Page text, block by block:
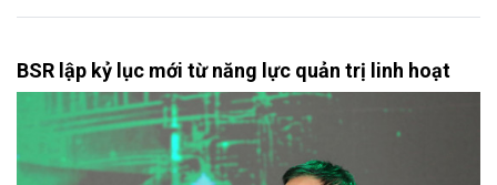
BSR lập kỷ lục mới từ năng lực quản trị linh hoạt